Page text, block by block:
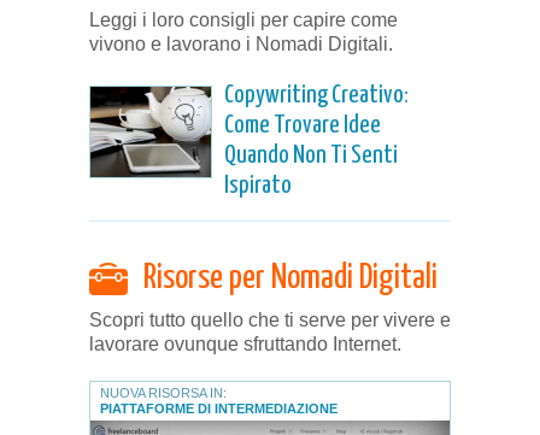
Leggi i loro consigli per capire come
vivono e lavorano i Nomadi Digitali.
Copywriting Creativo:
Come Trovare Idee
Quando Non Ti Senti
Ispirato
Risorse per Nomadi Digitali
Scopri tutto quello che ti serve per vivere e
lavorare ovunque sfruttando Internet.
NUOVA RISORSA IN:
PIATTAFORME DI INTERMEDIAZIONE